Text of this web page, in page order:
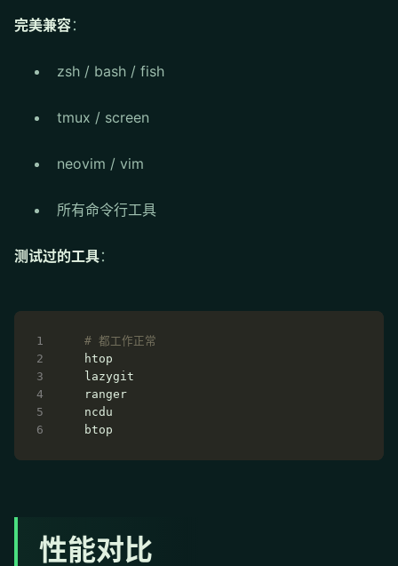
完美兼容：
zsh / bash / fish
tmux / screen
neovim / vim
所有命令行工具
测试过的工具：
# 都工作正常
性能对比